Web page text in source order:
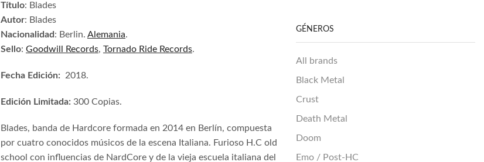
Título: Blades
Autor: Blades
Nacionalidad : Berlin. Alemania.
Sello: Goodwill Records, Tornado Ride Records.
Fecha Edición: 2018.
Edición Limitada: 300 Copias.
Blades, banda de Hardcore formada en 2014 en Berlín, compuesta
por cuatro conocidos músicos de la escena Italiana. Furioso H.C old
school con influencias de NardCore y de la vieja escuela italiana del
GÉNEROS
All brands
Black Metal
Crust
Death Metal
Doom
Emo / Post-HC